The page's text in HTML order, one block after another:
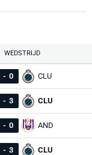
WEDSTRIJD
- 0 CLU
- 3 CLU
- 0 AND
- 3 CLU